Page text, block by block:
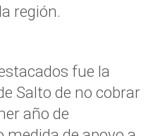
región.
fue la
Salto de no cobrar
año de